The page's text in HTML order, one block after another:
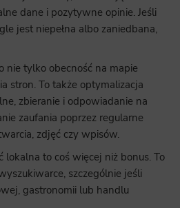
dane i pozytywne opinie. Jeśli
jest niepełna albo zaniedbana,
nie tylko obecność na mapie
stron. To także optymalizacja
zbieranie i odpowiadanie na
zaufania poprzez regularne
zdjęć czy wpisów.
to coś więcej niż bonus. To
szczególnie jeśli
gastronomii lub handlu